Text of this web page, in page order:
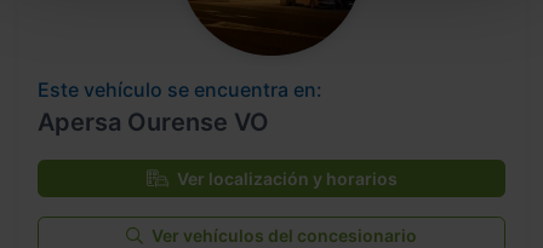
Este vehículo se encuentra en:
Apersa Ourense VO
Ver localización y horarios
Ver vehículos del concesionario